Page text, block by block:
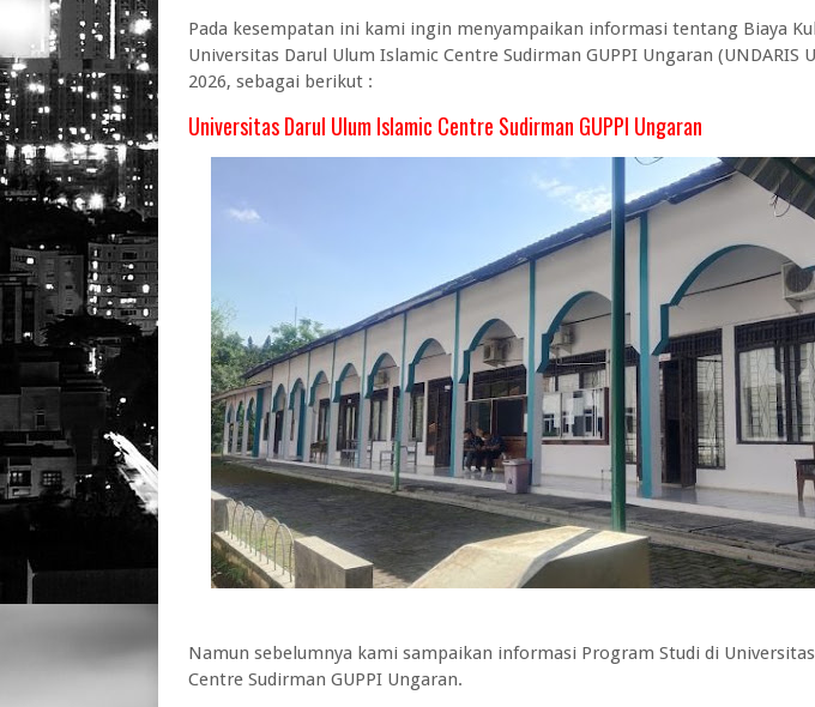
Pada kesempatan ini kami ingin menyampaikan informasi tentang Biaya
Universitas Darul Ulum Islamic Centre Sudirman GUPPI Ungaran (UNDARIS
2026, sebagai berikut :
Universitas Darul Ulum Islamic Centre Sudirman GUPPI Ungaran
Namun sebelumnya kami sampaikan informasi Program Studi di
Centre Sudirman GUPPI Ungaran.